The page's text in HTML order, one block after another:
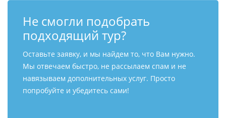
Не смогли подобрать
подходящий тур?
Оставьте заявку, и мы найдем то, что Вам нужно.
Мы отвечаем быстро, не рассылаем спам и не
навязываем дополнительных услуг. Просто
попробуйте и убедитесь сами!